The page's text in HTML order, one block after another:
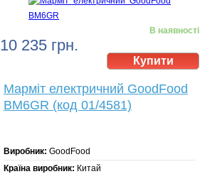
10 235 грн.
В наявності
Марміт електричний GoodFood
BM6GR (код 01/4581)
Виробник: GoodFood
Країна виробник: Китай